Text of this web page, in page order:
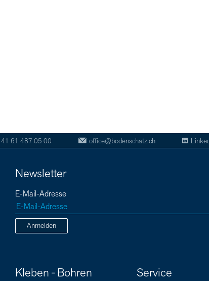
61 487 05 00 office@bodenschatz.ch
Newsletter
E-Mail-Adresse
Anmelden
Kleben - Bohren Service